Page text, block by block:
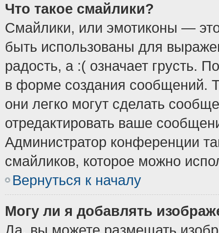
Что такое смайлики?
Смайлики, или эмотиконы —
быть использованы для
радость, а :( означает грусть.
в форме создания сообщений.
они легко могут сделать
отредактировать ваше
Администратор конференции
смайликов, которое можно
Вернуться к началу
Могу ли я добавлять